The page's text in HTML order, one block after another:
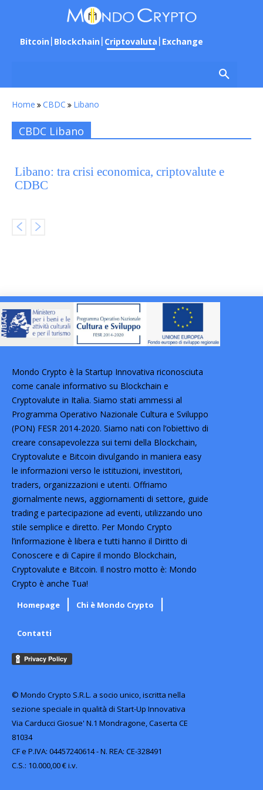
Bitcoin Blockchain Criptovaluta Exchange
Home CBDC Libano
CBDC Libano
Libano: tra crisi economica, criptovalute e
CDBC
Mondo Crypto è la Startup Innovativa riconosciuta
come canale informativo su Blockchain e
Cryptovalute in Italia. Siamo stati ammessi al
Programma Operativo Nazionale Cultura e Sviluppo
(PON) FESR 2014-2020. Siamo nati con l’obiettivo di
creare consapevolezza sui temi della Blockchain,
Cryptovalute e Bitcoin divulgando in maniera easy
le informazioni verso le istituzioni, investitori,
traders, organizzazioni e utenti. Offriamo
giornalmente news, aggiornamenti di settore, guide
trading e partecipazione ad eventi, utilizzando uno
stile semplice e diretto. Per Mondo Crypto
l’informazione è libera e tutti hanno il Diritto di
Conoscere e di Capire il mondo Blockchain,
Cryptovalute e Bitcoin. Il nostro motto è: Mondo
Crypto è anche Tua!
Homepage Chi è Mondo Crypto
Contatti
© Mondo Crypto S.R.L. a socio unico, iscritta nella
sezione speciale in qualità di Start-Up Innovativa
Via Carducci Giosue' N.1 Mondragone, Caserta CE
81034
CF e P.IVA: 04457240614 - N. REA: CE-328491
C.S.: 10.000,00 € i.v.